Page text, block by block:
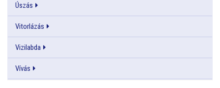
Úszás
Vitorlázás
Vizilabda
Vívás